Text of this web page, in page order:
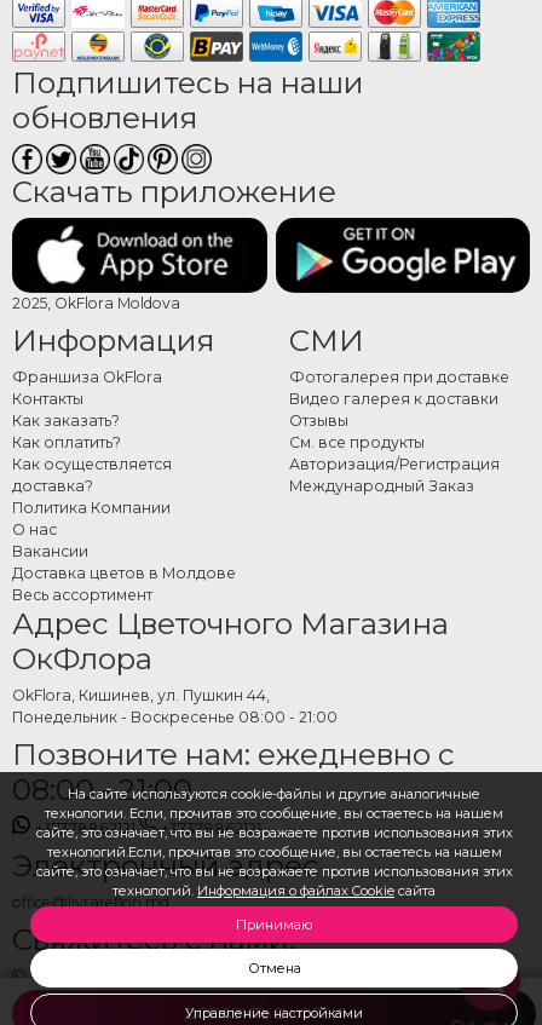
На сайте используются cookie-файлы и другие аналогичные
технологии. Если, прочитав это сообщение, вы остаетесь на нашем
сайте, это означает, что вы не возражаете против использования этих
технологий.Если, прочитав это сообщение, вы остаетесь на нашем
сайте, это означает, что вы не возражаете против использования этих
технологий. Информация о файлах Cookie сайта
Принимаю
Отмена
Управление настройками
ДОБАВИТЬ В КОРЗИНУ
Подпишитесь на наши
обновления
Скачать приложение
2025, OkFlora Moldova
Информация
Франшиза OkFlora
Контакты
Как заказать?
Как оплатить?
Как осуществляется
доставка?
Политика Компании
О нас
Вакансии
Доставка цветов в Молдове
Весь ассортимент
СМИ
Фотогалерея при доставке
Видео галерея к доставки
Отзывы
См. все продукты
Авторизация/Регистрация
Международный Заказ
Адрес Цветочного Магазина
ОкФлора
OkFlora, Кишинев, ул. Пушкин 44,
Понедельник - Воскресенье 08:00 - 21:00
Позвоните нам: ежедневно с
08:00 - 21:00
+37378862121 +37378862121
Электронный адрес
office@livrareflori.md
Свяжитесь с нами:
whatsapp